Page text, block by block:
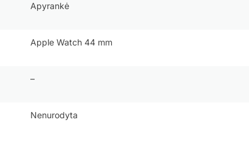
Apyrankė
Apple Watch 44 mm
–
Nenurodyta